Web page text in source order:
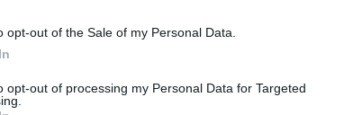
opt-out of the Sale of my Personal Data.
opt-out of processing my Personal Data for Targeted
Vladimír Darida (Hertha Berlin), Jakub Jankto
(Slavia Praha), Jakub Pešek (Sparta Praha),
Tomáš Souček (West Ham)